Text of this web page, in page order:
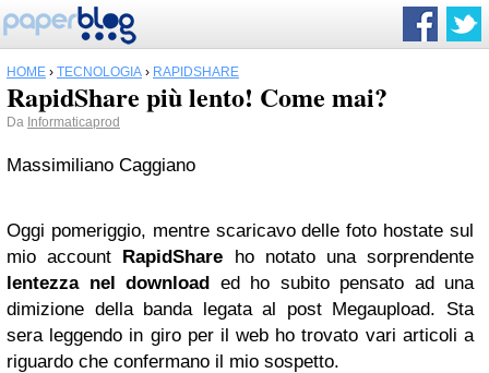
HOME › TECNOLOGIA › RAPIDSHARE
RapidShare più lento! Come mai?
Da Informaticaprod
Massimiliano Caggiano
Oggi pomeriggio, mentre scaricavo delle foto hostate sul
mio account RapidShare ho notato una sorprendente
lentezza nel download ed ho subito pensato ad una
dimizione della banda legata al post Megaupload. Sta
sera leggendo in giro per il web ho trovato vari articoli a
riguardo che confermano il mio sospetto.